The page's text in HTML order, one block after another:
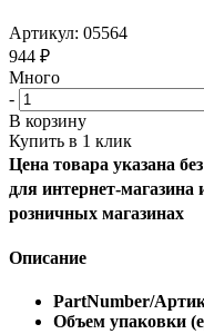
Артикул: 05564
944 ₽
Много
-
В корзину
Купить в 1 клик
Цена товара указана
для интернет-
розничных магазинах
Описание
PartNumber/
Объем упаковки